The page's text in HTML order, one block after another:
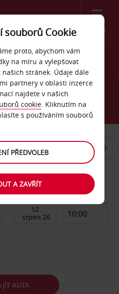
Menu
DATUM DO
AUTA
souborů Cookie
proto, abychom vám
na míru a vylepšovat
stránek. Údaje dále
partnery v oblasti inzerce
najdete v našich
cookie. Kliknutím na
s používáním souborů
PŘEDVOLEB
A ZAVŘÍT